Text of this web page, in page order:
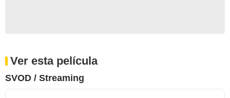
Ver esta película
SVOD / Streaming